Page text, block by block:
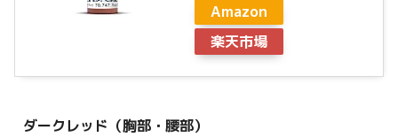
Amazon
楽天市場
ダークレッド（胸部・腰部）